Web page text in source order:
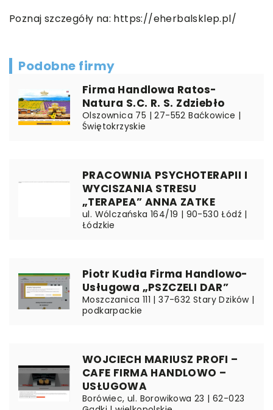
Poznaj szczegóły na: https://eherbalsklep.pl/
Podobne firmy
Firma Handlowa Ratos-
Natura S.C. R. S. Zdziebło
Olszownica 75 | 27-552 Baćkowice |
Świętokrzyskie
PRACOWNIA PSYCHOTERAPII I
WYCISZANIA STRESU
„TERAPEA” ANNA ZATKE
ul. Wólczańska 164/19 | 90-530 Łódź |
Łódzkie
Piotr Kudła Firma Handlowo-
Usługowa „PSZCZELI DAR”
Moszczanica 111 | 37-632 Stary Dzików |
podkarpackie
WOJCIECH MARIUSZ PROFI –
CAFE FIRMA HANDLOWO –
USŁUGOWA
Borówiec, ul. Borowikowa 23 | 62-023